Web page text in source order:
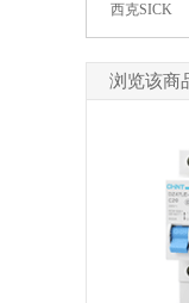
西克SICK
浏览该商